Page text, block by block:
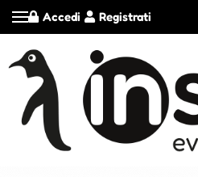
Registrati
Accedi